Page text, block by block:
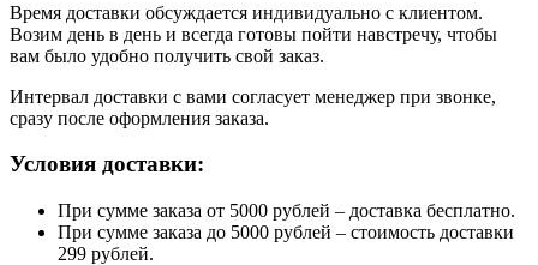
Время доставки обсуждается индивидуально с клиентом.
Возим день в день и всегда готовы пойти навстречу, чтобы
вам было удобно получить свой заказ.
Интервал доставки с вами согласует менеджер при звонке,
сразу после оформления заказа.
Условия доставки:
При сумме заказа от 5000 рублей – доставка бесплатно.
При сумме заказа до 5000 рублей – стоимость доставки
299 рублей.